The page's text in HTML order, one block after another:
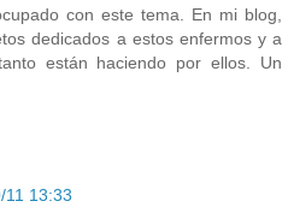
con este tema. En mi blog,
dedicados a estos enfermos y a
están haciendo por ellos. Un
11 13:33